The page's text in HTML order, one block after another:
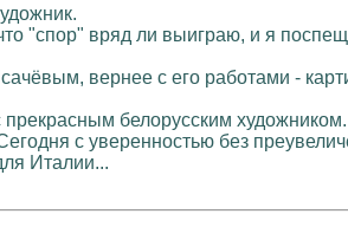
"спор" вряд ли выиграю, и я
вернее с его работами -
прекрасным белорусским художником.
с уверенностью без
Италии...